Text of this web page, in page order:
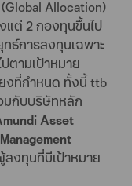
Allocation)
ต่ 2 กองทุนขึ้นไป
ธ์การลงทุนเฉพาะ
ตามเป้าหมาย
งที่กำหนด ทั้งนี้ ttb
มกับบริษัทหลัก
Asset
งทุนที่มีเป้าหมาย